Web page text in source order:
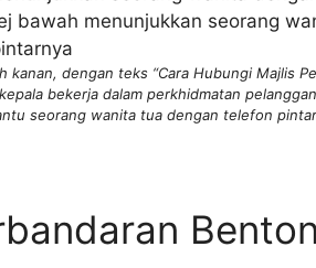
dengan teks “Cara Hubungi Majlis
bekerja dalam perkhidmatan
seorang wanita tua dengan telefon